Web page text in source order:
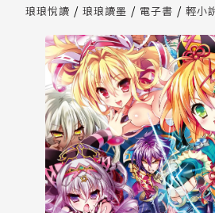
【公告】琅琅書店
【公告】因
琅琅悅讀 琅琅讀墨 電子書 輕小